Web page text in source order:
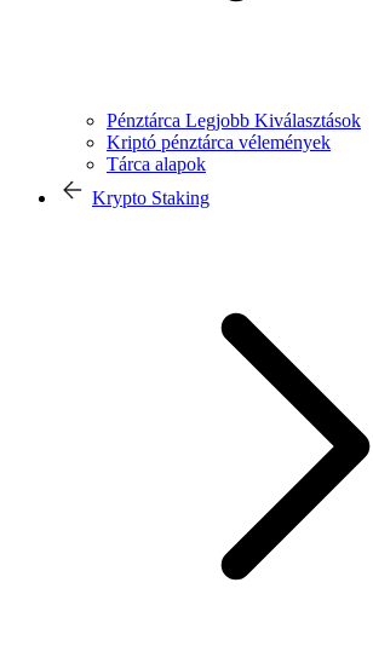
Pénztárca Legjobb Kiválasztások
Kriptó pénztárca vélemények
Tárca alapok
Krypto Staking